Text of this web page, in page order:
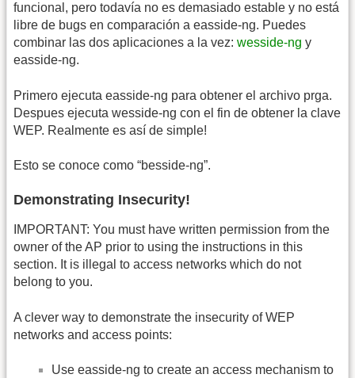
funcional, pero todavía no es demasiado estable y no está
libre de bugs en comparación a easside-ng. Puedes
combinar las dos aplicaciones a la vez: wesside-ng y
easside-ng.
Primero ejecuta easside-ng para obtener el archivo prga.
Despues ejecuta wesside-ng con el fin de obtener la clave
WEP. Realmente es así de simple!
Esto se conoce como “besside-ng”.
Demonstrating Insecurity!
IMPORTANT: You must have written permission from the
owner of the AP prior to using the instructions in this
section. It is illegal to access networks which do not
belong to you.
A clever way to demonstrate the insecurity of WEP
networks and access points:
Use easside-ng to create an access mechanism to